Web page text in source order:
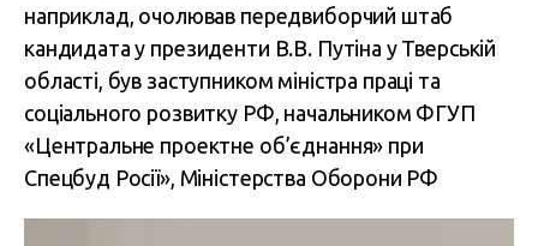
наприклад, очолював передвиборчий штаб
кандидата у президенти В.В. Путіна у Тверській
області, був заступником міністра праці та
соціального розвитку РФ, начальником ФГУП
«Центральне проектне об’єднання» при
Спецбуд Росії», Міністерства Оборони РФ